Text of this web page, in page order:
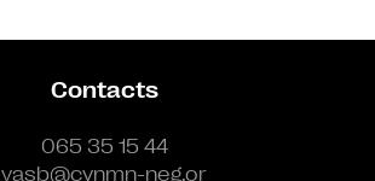
Contacts
065 35 15 44
vasb@cynmn-neg.or